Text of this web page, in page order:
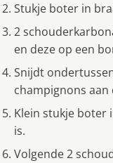
Stukje boter in
2
en deze op een
Snijdt
champignons
Klein stukje boter
is.
Volgende 2